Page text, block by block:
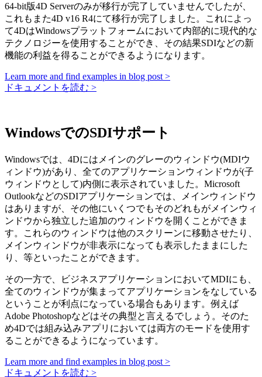
64-bit版4D Serverのみが移行が完了していませんでしたが、
これもまた4D v16 R4にて移行が完了しました。これによっ
て4DはWindowsプラットフォームにおいて内部的に現代的な
テクノロジーを使用することができ、その結果SDIなどの新
機能の利益を得ることができるようになります。
Learn more and find examples in blog post >
ドキュメントを読む >
WindowsでのSDIサポート
Windowsでは、4Dにはメインのグレーのウィンドウ(MDIウ
ィンドウ)があり、全てのアプリケーションウィンドウが(子
ウィンドウとして)内側に表示されていました。Microsoft
OutlookなどのSDIアプリケーションでは、メインウィンドウ
はありますが、その他にいくつでもそのどれもがメインウィ
ンドウから独立した追加のウィンドウを開くことができま
す。これらのウィンドウは他のスクリーンに移動させたり、
メインウィンドウが非表示になっても表示したままにした
り、等といったことができます。
その一方で、ビジネスアプリケーションにおいてMDIにも、
全てのウィンドウが集まってアプリケーションをなしている
ということが利点になっている場合もあります。例えば
Adobe Photoshopなどはその典型と言えるでしょう。そのた
め4Dでは組み込みアプリにおいては両方のモードを使用す
ることができるようになっています。
Learn more and find examples in blog post >
ドキュメントを読む >